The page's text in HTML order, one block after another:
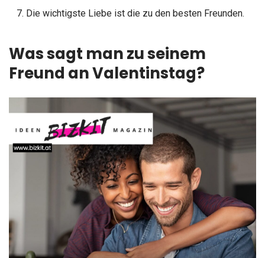
Die wichtigste Liebe ist die zu den besten Freunden.
Was sagt man zu seinem
Freund an Valentinstag?